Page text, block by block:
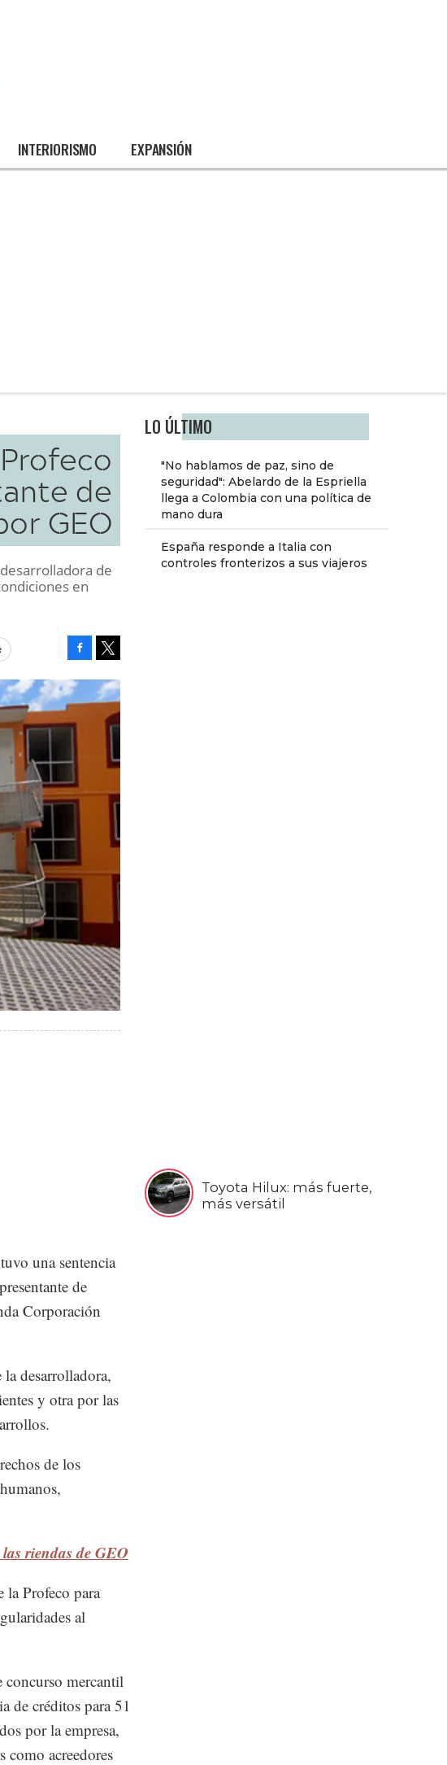
INTERIORISMO EXPANSIÓN
LO ÚLTIMO
"No hablamos de paz, sino de
seguridad": Abelardo de la Espriella
llega a Colombia con una política de
mano dura
España responde a Italia con
controles fronterizos a sus viajeros
Toyota Hilux: más fuerte,
más versátil
de
GEO
de
en
una sentencia
de
Corporación
desarrolladora,
y otra por las
de los
riendas de GEO
la Profeco para
al
mercantil
de créditos para 51
por la empresa,
como acreedores